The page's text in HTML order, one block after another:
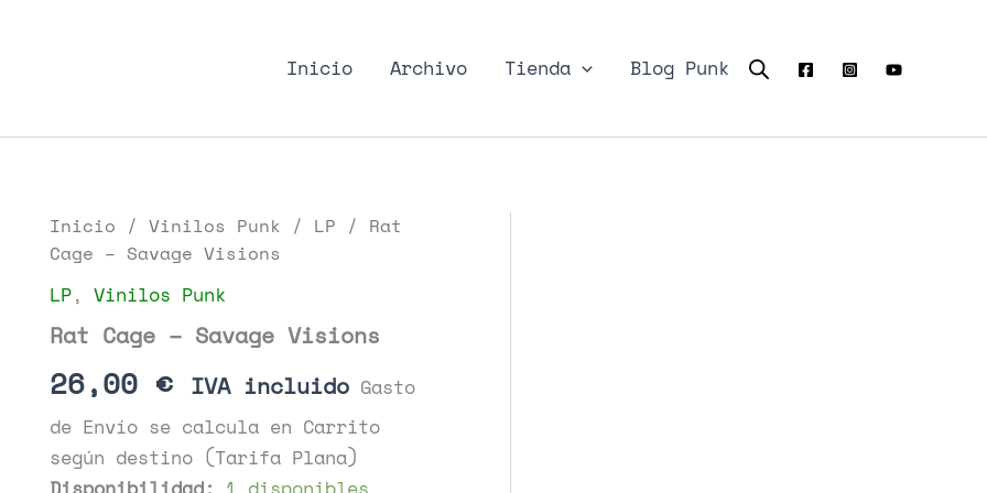
Inicio Archivo Tienda Blog Punk
Inicio / Vinilos Punk / LP / Rat
Cage – Savage Visions
LP, Vinilos Punk
Rat Cage – Savage Visions
26,00 € IVA incluido Gasto
de Envío se calcula en Carrito
según destino (Tarifa Plana)